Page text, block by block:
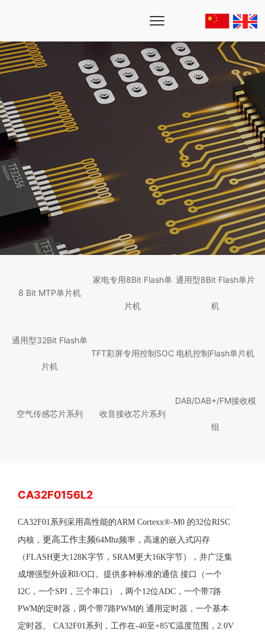
8 Bit MTP单片机
家电专用8Bit Flash单
片机
通用型8Bit Flash单片
机
通用型32Bit Flash单
片机
TFT彩屏专用控制SOC 电机控制Flash单片机
空气传感芯片系列 收音接收芯片系列
DAB/DAB+/FM接收模
组
CA32F0156L2
CA32F01系列采用高性能的ARM Cortexx®-M0 的32位RISC
内核， 更高工作主频64Mhz频率，高速的嵌入式闪存
（FLASH更大128K字节，SRAM更大16K字节），并广泛集
成增强型外设和I/O口。提供多种标准的通信 接口（一个
I2C，一个SPI，三个串口），两个12位ADC，一个带7路
PWM的定时器，两个带7路PWM的 通用定时器，一个基本
定时器。 CA32F01系列，工作在-40至+85℃温度范围，2.0V